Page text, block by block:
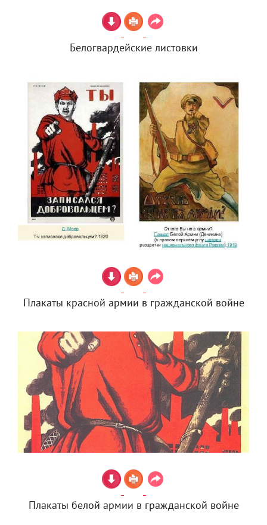
Белогвардейские листовки
Плакаты красной армии в гражданской войне
Плакаты белой армии в гражданской войне